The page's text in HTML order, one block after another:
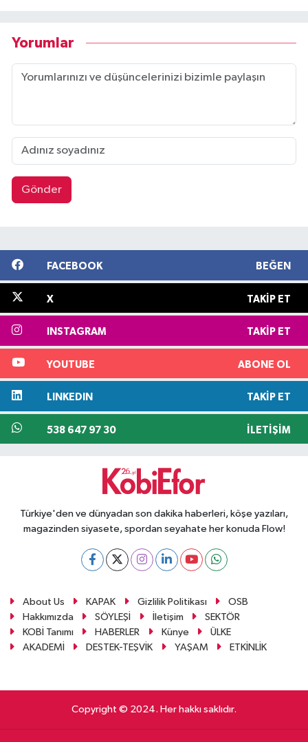
Yorumlar
Gönder
FACEBOOK BEĞEN
X TAKIP ET
INSTAGRAM TAKIP ET
YOUTUBE ABONE OL
LINKEDIN TAKIP ET
538 647 97 30 İLETIŞIM
Türkiye'den ve dünyadan son dakika haberleri, köşe yazıları,
magazinden siyasete, spordan seyahate her konuda Flow!
About Us KAPAK Gizlilik Politikası
OSB
Hakkımızda
SÖYLEŞİ İletişim
SEKTÖR
KOBİ Tanımı
HABERLER Künye
ÜLKE
AKADEMİ
DESTEK-TEŞVİK YAŞAM ETKİNLİK
Copyright © 2024. Her hakkı saklıdır.